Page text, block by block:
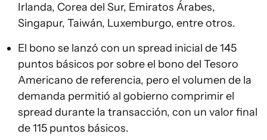
Irlanda, Corea del Sur, Emiratos Árabes,
Singapur, Taiwán, Luxemburgo, entre otros.
El bono se lanzó con un spread inicial de 145
puntos básicos por sobre el bono del Tesoro
Americano de referencia, pero el volumen de la
demanda permitió al gobierno comprimir el
spread durante la transacción, con un valor final
de 115 puntos básicos.